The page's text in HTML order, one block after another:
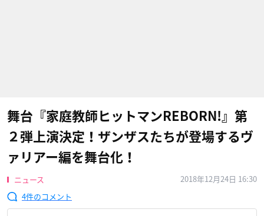
舞台『家庭教師ヒットマンREBORN!』第
２弾上演決定！ザンザスたちが登場するヴ
ァリアー編を舞台化！
ニュース
2018年12月24日 16:30
4